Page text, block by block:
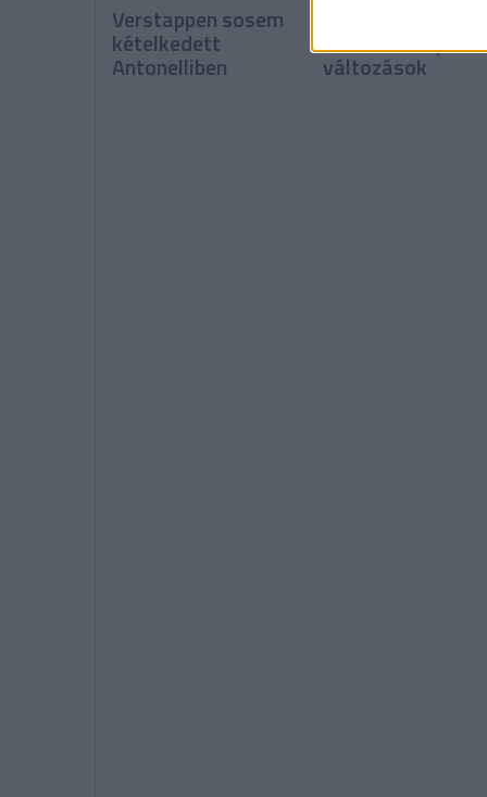
Verstappen sosem
kételkedett
Antonelliben
látszanak a
változások